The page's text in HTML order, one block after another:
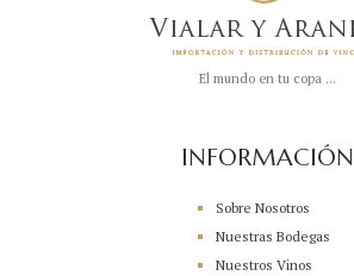
El mundo en tu copa ...
INFORMACIÓN
Sobre Nosotros
Nuestras Bodegas
Nuestros Vinos